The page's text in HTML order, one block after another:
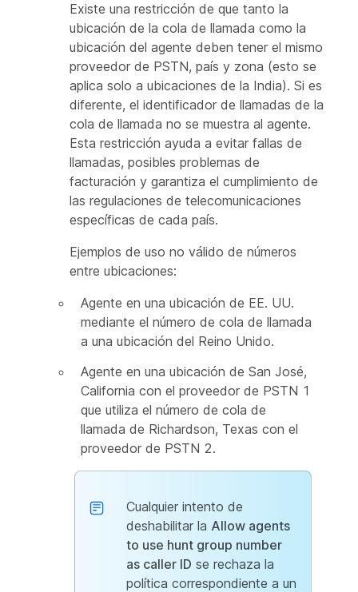
Existe una restricción de que tanto la
ubicación de la cola de llamada como la
ubicación del agente deben tener el mismo
proveedor de PSTN, país y zona (esto se
aplica solo a ubicaciones de la India). Si es
diferente, el identificador de llamadas de la
cola de llamada no se muestra al agente.
Esta restricción ayuda a evitar fallas de
llamadas, posibles problemas de
facturación y garantiza el cumplimiento de
las regulaciones de telecomunicaciones
específicas de cada país.
Ejemplos de uso no válido de números
entre ubicaciones:
Agente en una ubicación de EE. UU.
mediante el número de cola de llamada
a una ubicación del Reino Unido.
Agente en una ubicación de San José,
California con el proveedor de PSTN 1
que utiliza el número de cola de
llamada de Richardson, Texas con el
proveedor de PSTN 2.
Cualquier intento de
deshabilitar la Allow agents
to use hunt group number
as caller ID se rechaza la
política correspondiente a un